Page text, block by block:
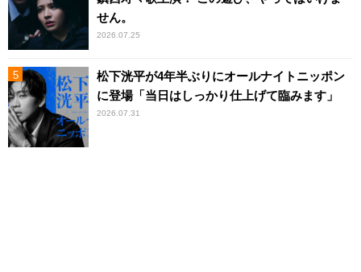
せん。
2026.07.25
松下洸平が4年半ぶりにオールナイトニッポン
に登場「当日はしっかり仕上げて臨みます」
2026.07.31